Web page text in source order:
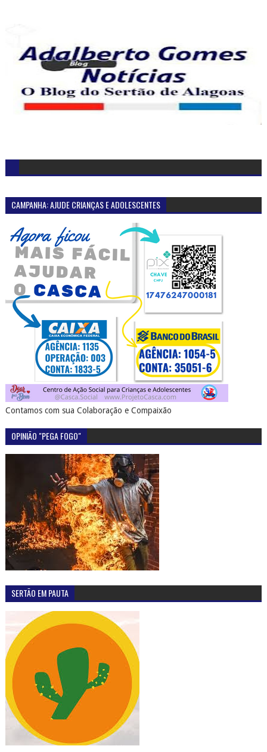
CAMPANHA: AJUDE CRIANÇAS E ADOLESCENTES
Contamos com sua Colaboração e Compaixão
OPINIÃO "PEGA FOGO"
SERTÃO EM PAUTA